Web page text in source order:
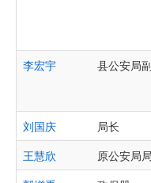
李宏宇 县公安局
刘国庆 局长
王慧欣
原公安局